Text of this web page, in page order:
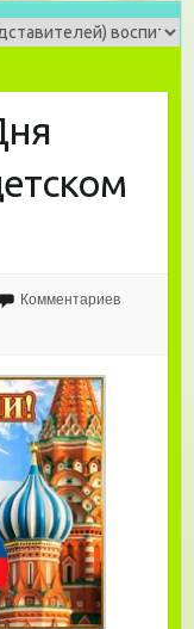
Комментариев